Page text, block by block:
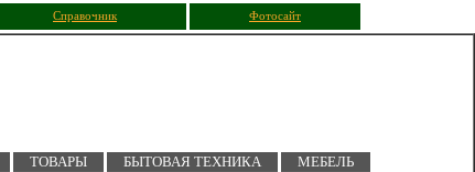
Справочник Фотосайт
ТОВАРЫ БЫТОВАЯ ТЕХНИКА
МЕБЕЛЬ